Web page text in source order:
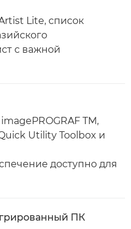
Lite, список
с важной
TM,
Utility Toolbox и
доступно для
ПК